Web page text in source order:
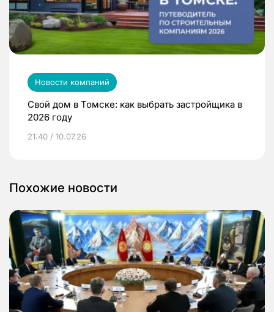
Новости компаний
Свой дом в Томске: как выбрать застройщика в
2026 году
21:40 / 10.07.26
Похожие новости